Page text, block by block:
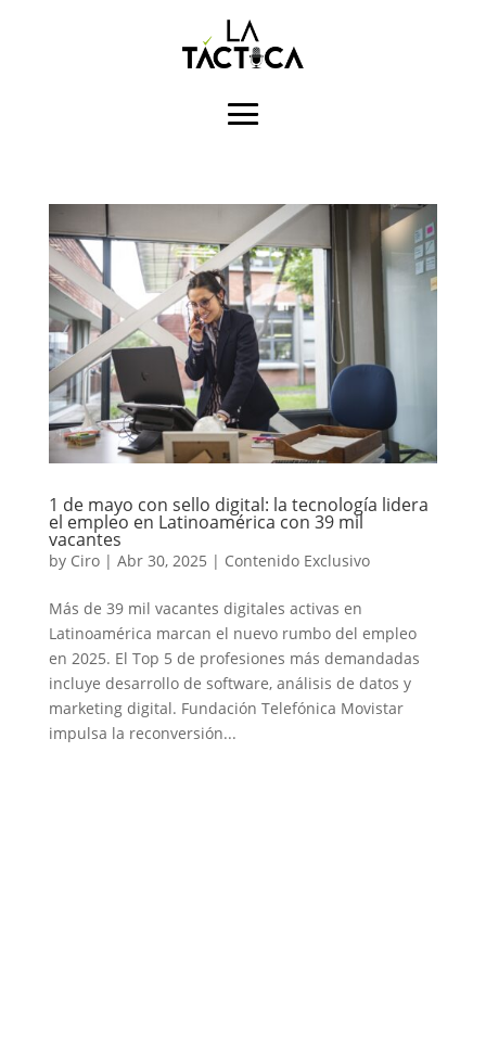
1 de mayo con sello digital: la tecnología lidera
el empleo en Latinoamérica con 39 mil
vacantes
by Ciro| Abr 30, 2025 | Contenido Exclusivo
Más de 39 mil vacantes digitales activas en
Latinoamérica marcan el nuevo rumbo del empleo
en 2025. El Top 5 de profesiones más demandadas
incluye desarrollo de software, análisis de datos y
marketing digital. Fundación Telefónica Movistar
impulsa la reconversión...